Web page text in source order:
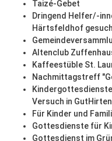
Taizé-Gebet
Dringend Helfer/-
Härtsfeldhof
Altenclub
Kaffeestüble St.
Nachmittagstreff
Versuch in GutHirten
Für Kinder und
Gottesdienste für
Gottesdienst im